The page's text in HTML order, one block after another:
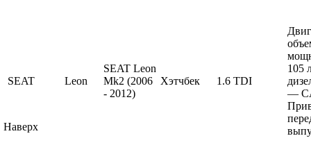
SEAT Leon
SEAT Leon
Mk2 (2006
- 2012)
Хэтчбек 1.6 TDI
105
—
Наверх